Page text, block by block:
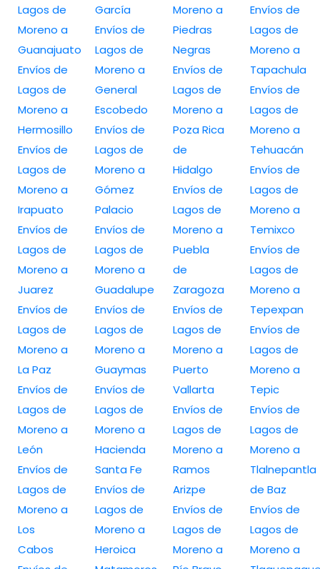
Lagos de
Moreno a
Guanajuato
Envíos de
Lagos de
Moreno a
Hermosillo
Envíos de
Lagos de
Moreno a
Irapuato
Envíos de
Lagos de
Moreno a
Juarez
Envíos de
Lagos de
Moreno a
La Paz
Envíos de
Lagos de
Moreno a
León
Envíos de
Lagos de
Moreno a
Los
Cabos
García
Envíos de
Lagos de
Moreno a
General
Escobedo
Envíos de
Lagos de
Moreno a
Gómez
Palacio
Envíos de
Lagos de
Moreno a
Guadalupe
Envíos de
Lagos de
Moreno a
Guaymas
Envíos de
Lagos de
Moreno a
Hacienda
Santa Fe
Envíos de
Lagos de
Moreno a
Heroica
Moreno a
Piedras
Negras
Envíos de
Lagos de
Moreno a
Poza Rica
de
Hidalgo
Envíos de
Lagos de
Moreno a
Puebla
de
Zaragoza
Envíos de
Lagos de
Moreno a
Puerto
Vallarta
Envíos de
Lagos de
Moreno a
Ramos
Arizpe
Envíos de
Lagos de
Moreno a
Envíos de
Lagos de
Moreno a
Tapachula
Envíos de
Lagos de
Moreno a
Tehuacán
Envíos de
Lagos de
Moreno a
Temixco
Envíos de
Lagos de
Moreno a
Tepexpan
Envíos de
Lagos de
Moreno a
Tepic
Envíos de
Lagos de
Moreno a
Tlalnepantla
de Baz
Envíos de
Lagos de
Moreno a